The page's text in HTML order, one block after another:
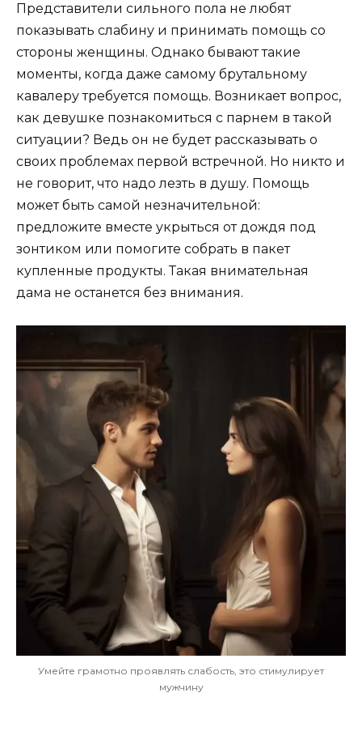
Представители сильного пола не любят
показывать слабину и принимать помощь со
стороны женщины. Однако бывают такие
моменты, когда даже самому брутальному
кавалеру требуется помощь. Возникает вопрос,
как девушке познакомиться с парнем в такой
ситуации? Ведь он не будет рассказывать о
своих проблемах первой встречной. Но никто и
не говорит, что надо лезть в душу. Помощь
может быть самой незначительной:
предложите вместе укрыться от дождя под
зонтиком или помогите собрать в пакет
купленные продукты. Такая внимательная
дама не останется без внимания.
Умейте грамотно проявлять слабость, это стимулирует
мужчину